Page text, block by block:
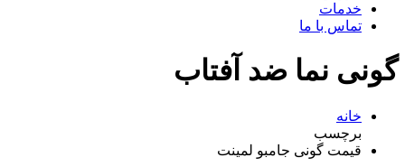
خدمات
تماس با ما
گونی نما ضد آفتاب
خانه
برچسب
قیمت گونی جامبو لمینت